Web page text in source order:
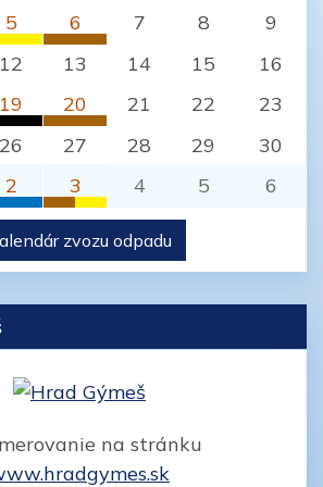
Komunálny odpad
(Nitra)
5
Plasty
6
BIO odpad
7 8
9
12 13 14 15
16
19
Komunálny odpad
20
BIO odpad
21 22
23
26 27 28 29
30
2
(Nitra)
3
BIO odpad
Jelenec (Nitra)
4 5 6
zvozu odpadu
na stránku